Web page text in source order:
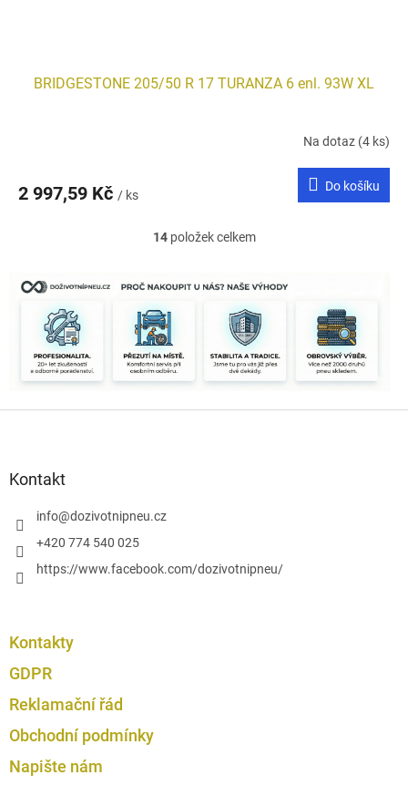
BRIDGESTONE 205/50 R 17 TURANZA 6 enl. 93W XL
Na dotaz (4 ks)
2 997,59 Kč / ks
Do košíku
O
l
c
p
14položek celkem
Kontakt
info@dozivotnipneu.cz
+420 774 540 025
https://www.facebook.com/dozivotnipneu/
Kontakty
GDPR
Reklamační řád
Obchodní podmínky
Napište nám